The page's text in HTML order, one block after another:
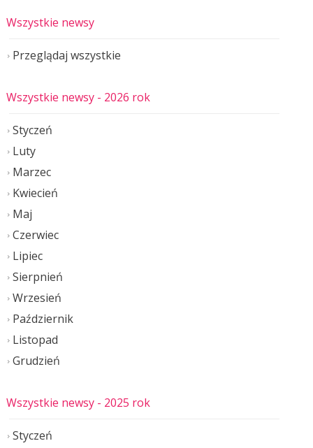
Wszystkie newsy
Przeglądaj wszystkie
Wszystkie newsy - 2026 rok
Styczeń
Luty
Marzec
Kwiecień
Maj
Czerwiec
Lipiec
Sierpnień
Wrzesień
Październik
Listopad
Grudzień
Wszystkie newsy - 2025 rok
Styczeń